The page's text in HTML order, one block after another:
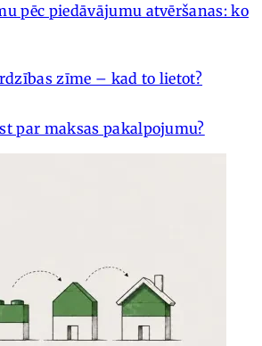
pēc piedāvājumu atvēršanas: ko
zīme – kad to lietot?
par maksas pakalpojumu?